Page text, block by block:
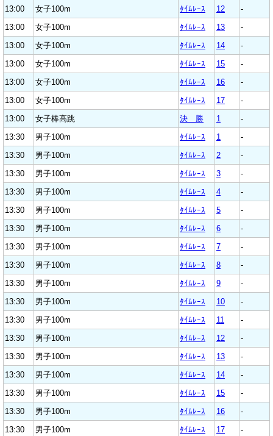
13:00 女子100m ﾀｲﾑﾚｰｽ 12
-
13:00
女子100m ﾀｲﾑﾚｰｽ 13
-
13:00
女子100m ﾀｲﾑﾚｰｽ 14
-
13:00
女子100m ﾀｲﾑﾚｰｽ 15
-
13:00
女子100m ﾀｲﾑﾚｰｽ 16
-
13:00
女子100m ﾀｲﾑﾚｰｽ 17
-
13:00
女子棒高跳 決 勝 1
-
13:30
男子100m ﾀｲﾑﾚｰｽ 1
-
13:30
男子100m ﾀｲﾑﾚｰｽ 2
-
13:30
男子100m ﾀｲﾑﾚｰｽ 3
-
13:30
男子100m ﾀｲﾑﾚｰｽ 4
-
13:30
男子100m ﾀｲﾑﾚｰｽ 5
-
13:30
男子100m ﾀｲﾑﾚｰｽ 6
-
13:30
男子100m ﾀｲﾑﾚｰｽ 7
-
13:30
男子100m ﾀｲﾑﾚｰｽ 8
-
13:30
男子100m ﾀｲﾑﾚｰｽ 9
-
13:30
男子100m ﾀｲﾑﾚｰｽ 10
-
13:30
男子100m ﾀｲﾑﾚｰｽ 11
-
13:30
男子100m ﾀｲﾑﾚｰｽ 12
-
13:30
男子100m ﾀｲﾑﾚｰｽ 13
-
13:30
男子100m ﾀｲﾑﾚｰｽ 14
-
13:30
男子100m ﾀｲﾑﾚｰｽ 15
-
13:30
男子100m ﾀｲﾑﾚｰｽ 16
-
13:30
男子100m ﾀｲﾑﾚｰｽ 17
-